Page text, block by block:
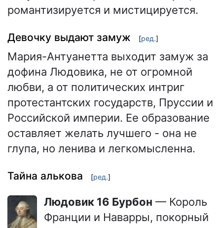
романтизируется и мистицируется.
Девочку выдают замуж [ред.]
Мария-Антуанетта выходит замуж за
дофина Людовика, не от огромной
любви, а от политических интриг
протестантских государств, Пруссии и
Российской империи. Ее образование
оставляет желать лучшего - она не
глупа, но ленива и легкомысленна.
Тайна алькова [ред.]
Людовик 16 Бурбон — Король
Франции и Наварры, покорный